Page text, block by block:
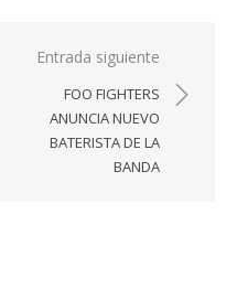
Entrada siguiente
FOO FIGHTERS
ANUNCIA NUEVO
BATERISTA DE LA
BANDA